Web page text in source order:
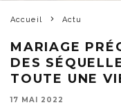
Accueil Actu
MARIAGE
DES
TOUTE UNE
17 MAI 2022